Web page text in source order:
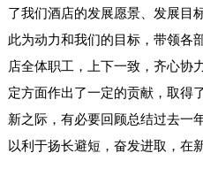
了我们酒店的发展愿景、发展目
此为动力和我们的目标，带领各
店全体职工，上下一致，齐心协
定方面作出了一定的贡献，取得
新之际，有必要回顾总结过去一
以利于扬长避短，奋发进取，在